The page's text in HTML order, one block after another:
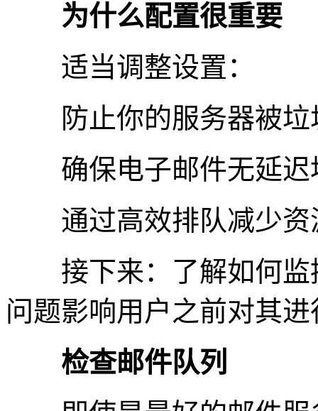
为什么配置很重要
适当调整设置：
防止你的服务器被垃
确保电子邮件无延迟
通过高效排队减少资
接下来：了解如何监
问题影响用户之前对其
检查邮件队列